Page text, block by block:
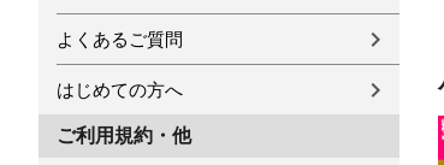
よくあるご質問
はじめての方へ
ご利用規約・他